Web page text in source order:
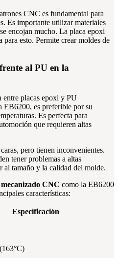
CNC es fundamental para
Es importante utilizar materiales
encojan mucho. La placa epoxi
para esto. Permite crear moldes de
al PU en la
entre placas epoxi y PU
es preferible por su
Es perfecta para
que requieren altas
pero tienen inconvenientes.
tener problemas a altas
al tamaño y la calidad del molde.
CNC como la EB6200
características:
Especificación